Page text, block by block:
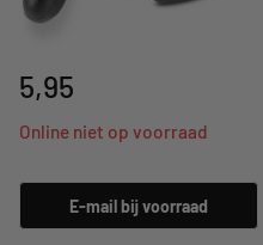
5,95
Online niet op voorraad
E-mail bij voorraad